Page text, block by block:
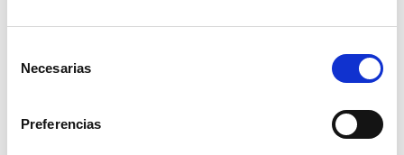
Necesarias
Preferencias
en los tres medios: marino, terrestre y aéreo.
85.000 de km inspeccionados con tecnología
proyectos de inspección de carreteras, líneas